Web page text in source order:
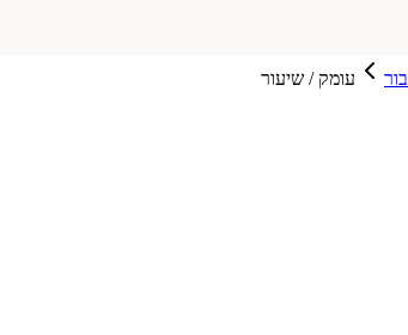
בור
עומק / שיעור